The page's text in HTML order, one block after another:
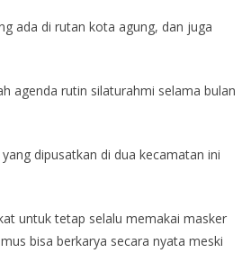
ada di rutan kota agung, dan juga
agenda rutin silaturahmi selama bulan
dipusatkan di dua kecamatan ini
untuk tetap selalu memakai masker
bisa berkarya secara nyata meski